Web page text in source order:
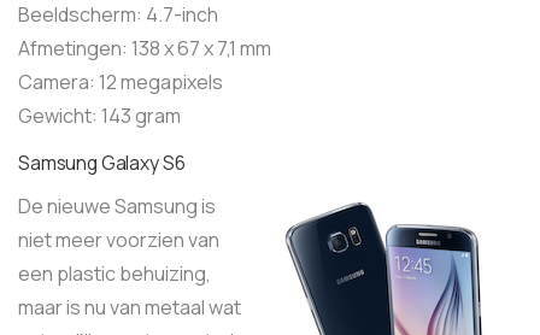
Beeldscherm: 4.7-inch
Afmetingen: 138 x 67 x 7,1 mm
Camera: 12 megapixels
Gewicht: 143 gram
Samsung Galaxy S6
De nieuwe Samsung is
niet meer voorzien van
een plastic behuizing,
maar is nu van metaal wat